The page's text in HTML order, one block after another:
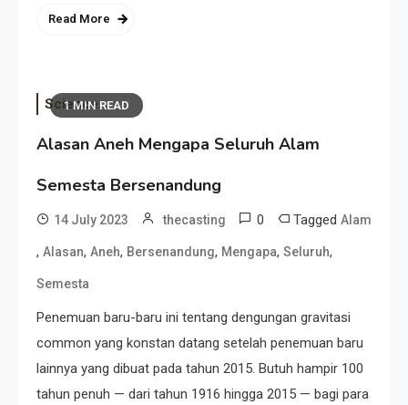
Read More
1 MIN READ
Science
Alasan Aneh Mengapa Seluruh Alam
Semesta Bersenandung
14 July 2023 thecasting 0 Tagged Alam
, Alasan, Aneh, Bersenandung, Mengapa, Seluruh,
Semesta
Penemuan baru-baru ini tentang dengungan gravitasi
common yang konstan datang setelah penemuan baru
lainnya yang dibuat pada tahun 2015. Butuh hampir 100
tahun penuh — dari tahun 1916 hingga 2015 — bagi para